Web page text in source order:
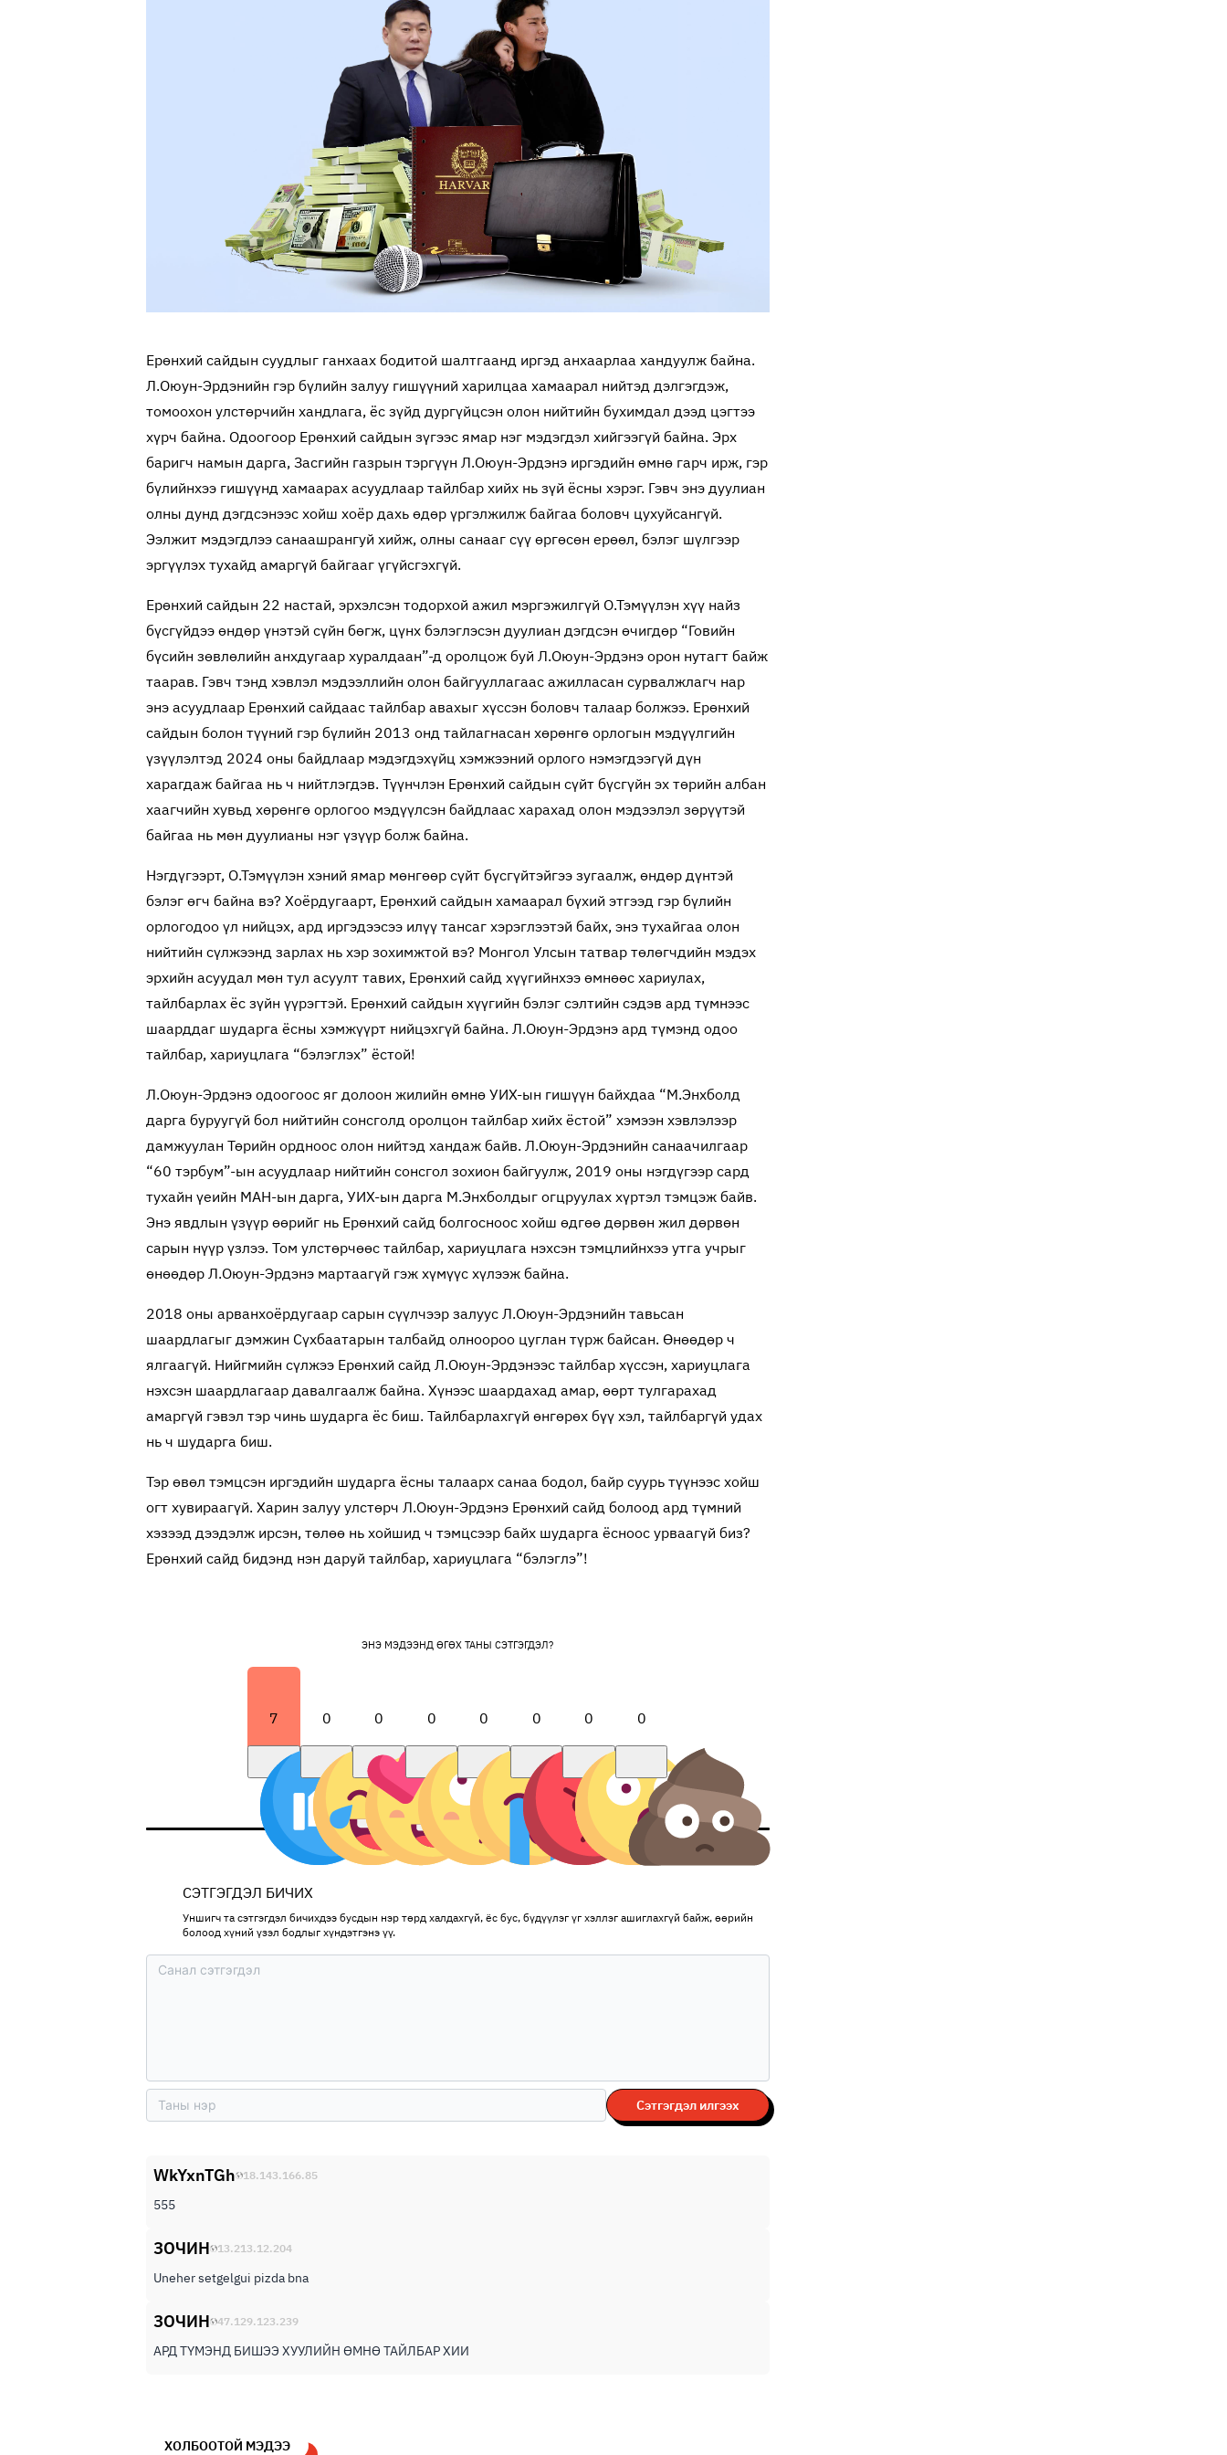
Ерөнхий сайдын суудлыг ганхаах бодитой шалтгаанд иргэд анхаарлаа хандуулж байна.
Л.Оюун-Эрдэнийн гэр бүлийн залуу гишүүний харилцаа хамаарал нийтэд дэлгэгдэж,
томоохон улстөрчийн хандлага, ёс зүйд дургүйцсэн олон нийтийн бухимдал дээд цэгтээ
хүрч байна. Одоогоор Ерөнхий сайдын зүгээс ямар нэг мэдэгдэл хийгээгүй байна. Эрх
баригч намын дарга, Засгийн газрын тэргүүн Л.Оюун-Эрдэнэ иргэдийн өмнө гарч ирж, гэр
бүлийнхээ гишүүнд хамаарах асуудлаар тайлбар хийх нь зүй ёсны хэрэг. Гэвч энэ дуулиан
олны дунд дэгдсэнээс хойш хоёр дахь өдөр үргэлжилж байгаа боловч цухуйсангүй.
Ээлжит мэдэгдлээ санаашрангуй хийж, олны санааг сүү өргөсөн ерөөл, бэлэг шүлгээр
эргүүлэх тухайд амаргүй байгааг үгүйсгэхгүй.
Ерөнхий сайдын 22 настай, эрхэлсэн тодорхой ажил мэргэжилгүй О.Тэмүүлэн хүү найз
бүсгүйдээ өндөр үнэтэй сүйн бөгж, цүнх бэлэглэсэн дуулиан дэгдсэн өчигдөр “Говийн
бүсийн зөвлөлийн анхдугаар хуралдаан”-д оролцож буй Л.Оюун-Эрдэнэ орон нутагт байж
таарав. Гэвч тэнд хэвлэл мэдээллийн олон байгууллагаас ажилласан сурвалжлагч нар
энэ асуудлаар Ерөнхий сайдаас тайлбар авахыг хүссэн боловч талаар болжээ. Ерөнхий
сайдын болон түүний гэр бүлийн 2013 онд тайлагнасан хөрөнгө орлогын мэдүүлгийн
үзүүлэлтэд 2024 оны байдлаар мэдэгдэхүйц хэмжээний орлого нэмэгдээгүй дүн
харагдаж байгаа нь ч нийтлэгдэв. Түүнчлэн Ерөнхий сайдын сүйт бүсгүйн эх төрийн албан
хаагчийн хувьд хөрөнгө орлогоо мэдүүлсэн байдлаас харахад олон мэдээлэл зөрүүтэй
байгаа нь мөн дуулианы нэг үзүүр болж байна.
Нэгдүгээрт, О.Тэмүүлэн хэний ямар мөнгөөр сүйт бүсгүйтэйгээ зугаалж, өндөр дүнтэй
бэлэг өгч байна вэ? Хоёрдугаарт, Ерөнхий сайдын хамаарал бүхий этгээд гэр бүлийн
орлогодоо үл нийцэх, ард иргэдээсээ илүү тансаг хэрэглээтэй байх, энэ тухайгаа олон
нийтийн сүлжээнд зарлах нь хэр зохимжтой вэ? Монгол Улсын татвар төлөгчдийн мэдэх
эрхийн асуудал мөн тул асуулт тавих, Ерөнхий сайд хүүгийнхээ өмнөөс хариулах,
тайлбарлах ёс зүйн үүрэгтэй. Ерөнхий сайдын хүүгийн бэлэг сэлтийн сэдэв ард түмнээс
шаарддаг шударга ёсны хэмжүүрт нийцэхгүй байна. Л.Оюун-Эрдэнэ ард түмэнд одоо
тайлбар, хариуцлага “бэлэглэх” ёстой!
Л.Оюун-Эрдэнэ одоогоос яг долоон жилийн өмнө УИХ-ын гишүүн байхдаа “М.Энхболд
дарга буруугүй бол нийтийн сонсголд оролцон тайлбар хийх ёстой” хэмээн хэвлэлээр
дамжуулан Төрийн ордноос олон нийтэд хандаж байв. Л.Оюун-Эрдэнийн санаачилгаар
“60 тэрбум”-ын асуудлаар нийтийн сонсгол зохион байгуулж, 2019 оны нэгдүгээр сард
тухайн үеийн МАН-ын дарга, УИХ-ын дарга М.Энхболдыг огцруулах хүртэл тэмцэж байв.
Энэ явдлын үзүүр өөрийг нь Ерөнхий сайд болгосноос хойш өдгөө дөрвөн жил дөрвөн
сарын нүүр үзлээ. Том улстөрчөөс тайлбар, хариуцлага нэхсэн тэмцлийнхээ утга учрыг
өнөөдөр Л.Оюун-Эрдэнэ мартаагүй гэж хүмүүс хүлээж байна.
2018 оны арванхоёрдугаар сарын сүүлчээр залуус Л.Оюун-Эрдэнийн тавьсан
шаардлагыг дэмжин Сүхбаатарын талбайд олноороо цуглан түрж байсан. Өнөөдөр ч
ялгаагүй. Нийгмийн сүлжээ Ерөнхий сайд Л.Оюун-Эрдэнээс тайлбар хүссэн, хариуцлага
нэхсэн шаардлагаар давалгаалж байна. Хүнээс шаардахад амар, өөрт тулгарахад
амаргүй гэвэл тэр чинь шударга ёс биш. Тайлбарлахгүй өнгөрөх бүү хэл, тайлбаргүй удах
нь ч шударга биш.
Тэр өвөл тэмцсэн иргэдийн шударга ёсны талаарх санаа бодол, байр суурь түүнээс хойш
огт хувираагүй. Харин залуу улстөрч Л.Оюун-Эрдэнэ Ерөнхий сайд болоод ард түмний
хэзээд дээдэлж ирсэн, төлөө нь хойшид ч тэмцсээр байх шударга ёсноос урваагүй биз?
Ерөнхий сайд бидэнд нэн даруй тайлбар, хариуцлага “бэлэглэ”!
ЭНЭ МЭДЭЭНД ӨГӨХ ТАНЫ СЭТГЭГДЭЛ?
7 0 0 0 0 0 0 0
СЭТГЭГДЭЛ БИЧИХ
Уншигч та сэтгэгдэл бичихдээ бусдын нэр төрд халдахгүй, ёс бус, бүдүүлэг үг хэллэг ашиглахгүй байж, өөрийн
болоод хүний үзэл бодлыг хүндэтгэнэ үү.
Сэтгэгдэл илгээх
WkYxnTGh 18.143.166.85
555
ЗОЧИН 13.213.12.204
Uneher setgelgui pizda bna
ЗОЧИН 47.129.123.239
АРД ТҮМЭНД БИШЭЭ ХУУЛИЙН ӨМНӨ ТАЙЛБАР ХИИ
ХОЛБООТОЙ МЭДЭЭ